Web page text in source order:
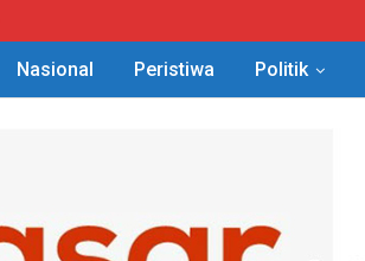
Nasional Peristiwa Politik